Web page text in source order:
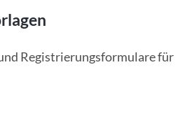
Registrierungsformulare für